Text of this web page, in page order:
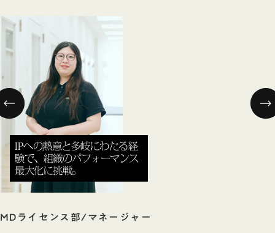
への熱意と多岐にわたる経
で、組織のパフォーマンス
大化に挑戦。
イセンス部/マネージャー